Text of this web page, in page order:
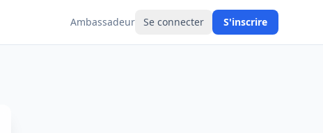
Ambassadeur Se connecter S'inscrire